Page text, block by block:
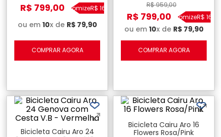
R$ 799,00
EconomizeR$ 160
ou em 10x de R$ 79,90
COMPRAR AGORA
R$959,00
R$ 799,00
EconomizeR$ 160
ou em 10x de R$ 79,90
COMPRAR AGORA
Bicicleta Cairu Aro 24
Bicicleta Cairu Aro 16
Flowers Rosa/Pink